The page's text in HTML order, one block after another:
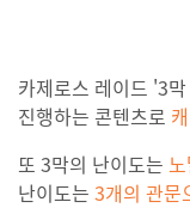
카제로스 레이드 '3
진행하는 콘텐츠로
또 3막의 난이도는
난이도는 3개의 관문